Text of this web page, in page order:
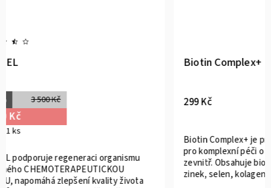
299 Kč
Biotin Complex+ je prémiový doplněk stravy
pro komplexní péči o vlasy, pokožku a nehty
zevnitř. Obsahuje biotin, vitaminy skupiny B,
zinek, selen, kolagen a další vybrané látky...
Tajemství
se